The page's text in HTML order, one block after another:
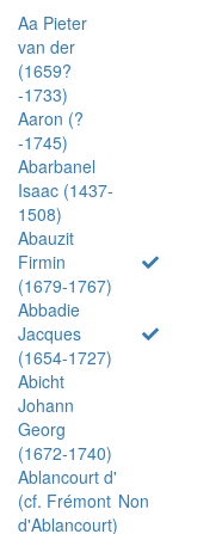
Aa Pieter
van der
(1659?
-1733)
Aaron (?
-1745)
Abarbanel
Isaac (1437-
1508)
Abauzit
Firmin
(1679-1767)
Abbadie
Jacques
(1654-1727)
Abicht
Johann
Georg
(1672-1740)
Ablancourt d'
(cf. Frémont
d'Ablancourt)
Non